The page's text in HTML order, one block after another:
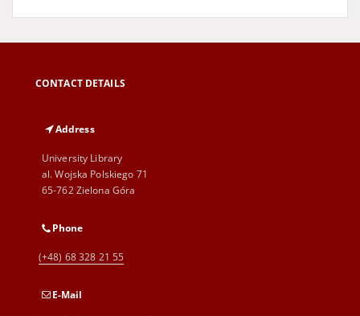
CONTACT DETAILS
Address
University Library
al. Wojska Polskiego 71
65-762 Zielona Góra
Phone
(+48) 68 328 21 55
E-Mail